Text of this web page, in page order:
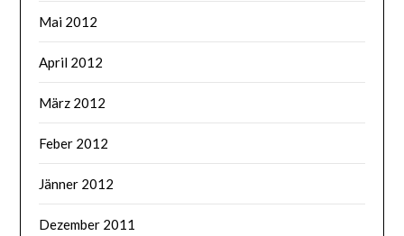
Mai 2012
April 2012
März 2012
Feber 2012
Jänner 2012
Dezember 2011